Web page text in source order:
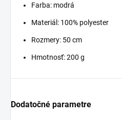
Farba: modrá
Materiál: 100% polyester
Rozmery: 50 cm
Hmotnosť:200 g
Dodatočné parametre